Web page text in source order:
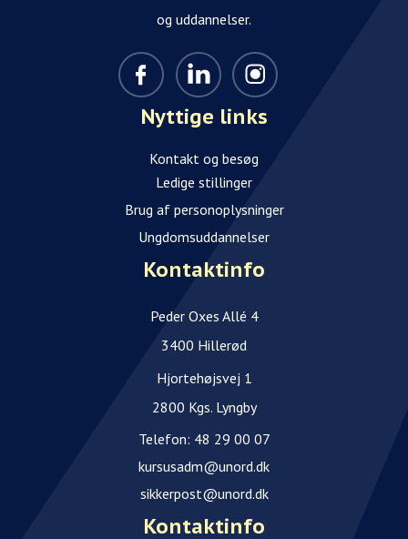
og uddannelser.
Nyttige links
Kontakt og besøg
Ledige stillinger
Brug af personoplysninger
Ungdomsuddannelser
Kontaktinfo
Peder Oxes Allé 4
3400 Hillerød
Hjortehøjsvej 1
2800 Kgs. Lyngby
Telefon: 48 29 00 07
kursusadm@unord.dk
sikkerpost@unord.dk
Kontaktinfo